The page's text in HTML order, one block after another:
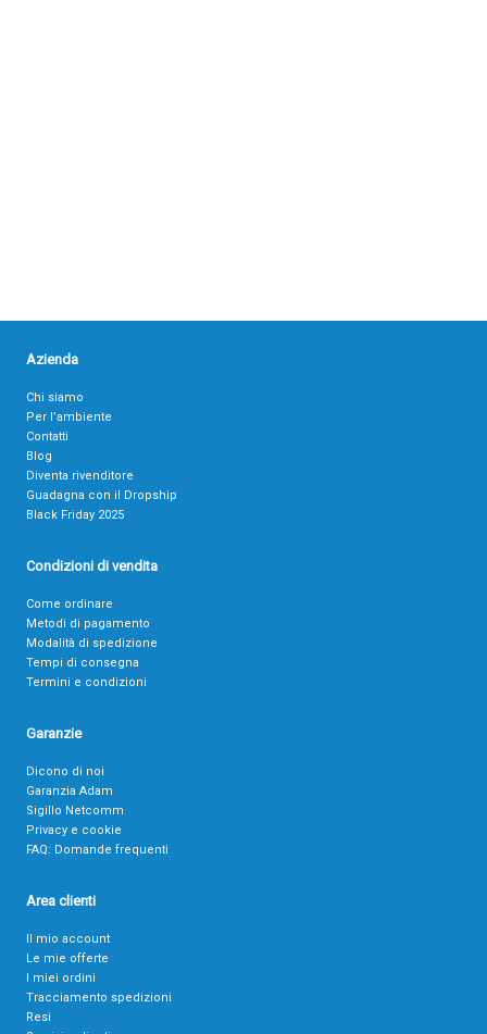
Azienda
Chi siamo
Per l’ambiente
Contatti
Blog
Diventa rivenditore
Guadagna con il Dropship
Black Friday 2025
Condizioni di vendita
Come ordinare
Metodi di pagamento
Modalità di spedizione
Tempi di consegna
Termini e condizioni
Garanzie
Dicono di noi
Garanzia Adam
Sigillo Netcomm
Privacy e cookie
FAQ: Domande frequenti
Area clienti
Il mio account
Le mie offerte
I miei ordini
Tracciamento spedizioni
Resi